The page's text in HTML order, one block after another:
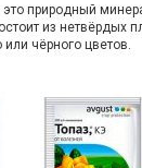
природный
из нетвёрдых
или чёрного цветов.